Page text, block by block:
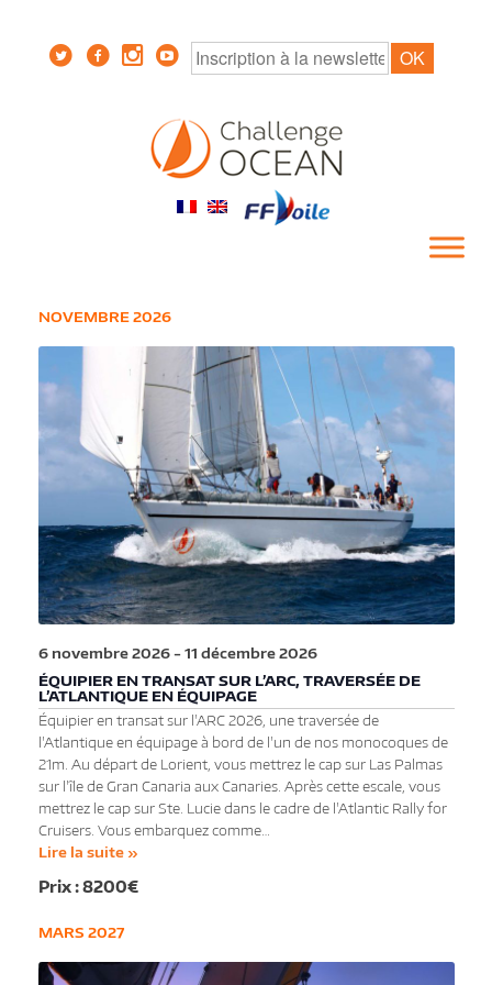
NOVEMBRE 2026
ÉQUIPIER EN TRANSAT SUR L’ARC, TRAVERSÉE DE
L’ATLANTIQUE EN ÉQUIPAGE
6 novembre 2026-11 décembre 2026
Équipier en transat sur l'ARC 2026, une traversée de
l'Atlantique en équipage à bord de l'un de nos monocoques de
21m. Au départ de Lorient, vous mettrez le cap sur Las Palmas
sur l'île de Gran Canaria aux Canaries. Après cette escale, vous
mettrez le cap sur Ste. Lucie dans le cadre de l'Atlantic Rally for
Cruisers. Vous embarquez comme…
Lire la suite »
8200€
MARS 2027